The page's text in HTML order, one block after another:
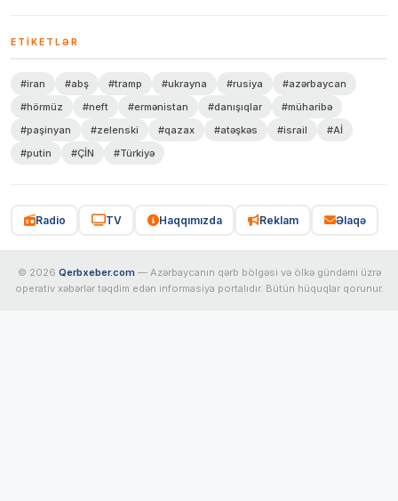
ETIKETLƏR
#iran #abş #tramp #ukrayna #rusiya
#azərbaycan
#hörmüz
#neft #ermənistan #danışıqlar
#müharibə
#paşinyan
#zelenski #qazax #atəşkəs #israil
#Aİ
#putin
#ÇİN #Türkiyə
Radio TV Haqqımızda Reklam Əlaqə
© 2026 Qerbxeber.com — Azərbaycanın qərb bölgəsi və ölkə gündəmi üzrə
operativ xəbərlər təqdim edən informasiya portalıdır. Bütün hüquqlar qorunur.